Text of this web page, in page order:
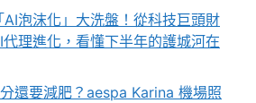
AI泡沫化」大洗盤！從科技巨頭財
理進化，看懂下半年的護城河在
還要減肥？aespa Karina 機場照